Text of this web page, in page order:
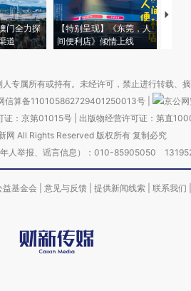
门全力探
道
【特别呈现】《东莞，人
间便利店》倾情上线
【推
会，
专属所有或持有。未经许可，禁止进行转载、
信算备110105862729401250013号
京公
证：京第01015号| 出版物经营许可证：第直
网 All Rights Reserved 版权所有 复制必究
年人举报、谣言信息）：010-85905050
益基金会 意见与反馈 提供新闻线索 联系我们